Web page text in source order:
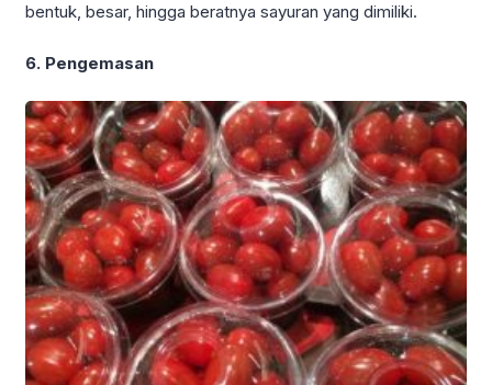
bentuk, besar, hingga beratnya sayuran yang dimiliki.
6. Pengemasan